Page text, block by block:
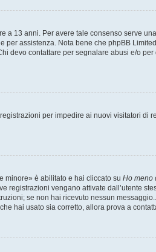
a 13 anni. Per avere tale consenso serve
per assistenza. Nota bene che phpBB
devo contattare per segnalare abusi e/o per
per impedire ai nuovi visitatori di
minore» è abilitato e hai cliccato su Ho meno
registrazioni vengano attivate dall’utente
se non hai ricevuto nessun
hai usato sia corretto, allora prova a